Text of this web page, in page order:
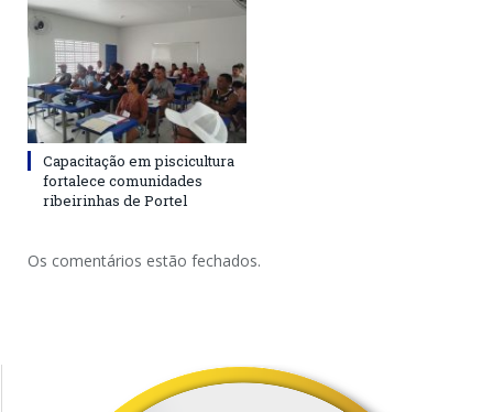
Capacitação em piscicultura
fortalece comunidades
ribeirinhas de Portel
Os comentários estão fechados.